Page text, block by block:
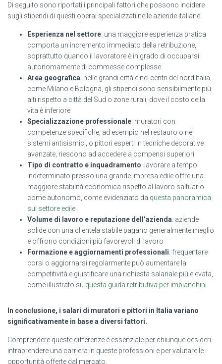
Di seguito sono riportati i principali fattori che possono incidere
sugli stipendi di questi operai specializzati nelle aziende italiane:
Esperienza nel settore: una maggiore esperienza pratica
comporta un incremento immediato della retribuzione,
soprattutto quando il lavoratore è in grado di occuparsi
autonomamente di commesse complesse
Area geografica: nelle grandi città e nei centri del nord Italia,
come Milano e Bologna, gli stipendi sono sensibilmente più
alti rispetto a città del Sud o zone rurali, dove il costo della
vita è inferiore
Specializzazione professionale: muratori con
competenze specifiche, ad esempio nel restauro o nei
sistemi antisismici, o pittori esperti in tecniche decorative
avanzate, riescono ad accedere a compensi superiori
Tipo di contratto e inquadramento: lavorare a tempo
indeterminato presso una grande impresa edile offre una
maggiore stabilità economica rispetto al lavoro saltuario
come autonomo, come evidenziato da questa panoramica
sul settore edile
Volume di lavoro e reputazione dell’azienda: aziende
solide con una clientela stabile pagano generalmente meglio
e offrono condizioni più favorevoli di lavoro
Formazione e aggiornamenti professionali: frequentare
corsi o aggiornarsi regolarmente può aumentare la
competitività e giustificare una richiesta salariale più elevata,
come illustrato su questa guida retributiva per imbianchini
In conclusione, i salari di muratori e pittori in Italia variano
significativamente in base a diversi fattori.
Comprendere queste differenze è essenziale per chiunque desideri
intraprendere una carriera in queste professioni e per valutare le
opportunità offerte dal mercato.